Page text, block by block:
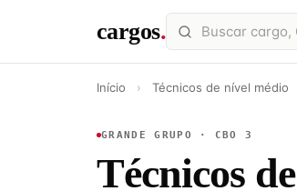
cargos.
Início › Técnicos de nível médio
GRANDE GRUPO · CBO 3
Técnicos